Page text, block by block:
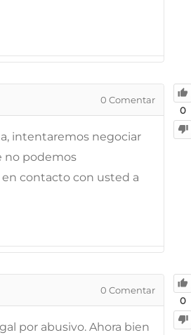
0
0 Comentar
intentaremos negociar
no podemos
contacto con usted a
0
0 Comentar
por abusivo. Ahora bien